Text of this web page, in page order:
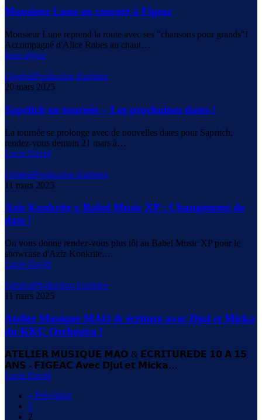
Monsieur Lune en concert à Figeac
Monsieur Lune reprend la route avec ses "chansons pour grands"!
Accompagné d'Alice Rabes au chant…
kora ulysse
GénéralProduction d'artistes
20 mars 2025
Sapritch en tournée – Les prochaines dates !
La tournée se prolonge avec de nouvelles dates pour Sapritch,
rendez-vous demain 21 mars à…
Lucie David
GénéralProduction d'artistes
11 mars 2025
Aziz Konkrite x Babel Music XP : Changement de
date !
On vous donne rendez-vous plus tôt au Babel Music XP pour le
showcase d'Aziz Konkrite,…
Lucie David
GénéralProduction d'artistes
11 mars 2025
Atelier Musique MAO & écriture avec Djul et Micka
du KKC Orchestra !
𝗔𝗧𝗘𝗟𝗜𝗘𝗥 𝗠𝗨𝗦𝗜𝗤𝗨𝗘 𝗠𝗔𝗢 & 𝗘́𝗖𝗥𝗜𝗧𝗨𝗥𝗘𝗗𝗘 𝟭𝟬 𝗔̀ 𝟭𝟱
𝗔𝗡𝗦 - 𝗙𝗜𝗚𝗘𝗔𝗖 𝗔𝘃𝗲𝗰 𝗗𝗷𝘂𝗹 𝗲𝘁 𝗠𝗶𝗰𝗸𝗮…
Lucie David
« Précédent
1
2